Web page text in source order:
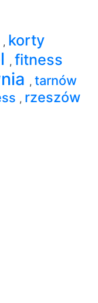
, korty
, fitness
, tarnów
, rzeszów